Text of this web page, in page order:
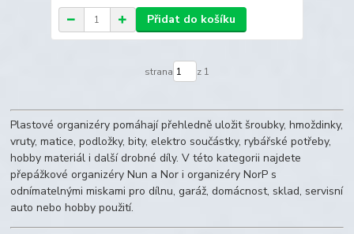
Přidat do košíku
strana z 1
Plastové organizéry pomáhají přehledně uložit šroubky, hmoždinky,
vruty, matice, podložky, bity, elektro součástky, rybářské potřeby,
hobby materiál i další drobné díly. V této kategorii najdete
přepážkové organizéry Nun a Nor i organizéry NorP s
odnímatelnými miskami pro dílnu, garáž, domácnost, sklad, servisní
auto nebo hobby použití.